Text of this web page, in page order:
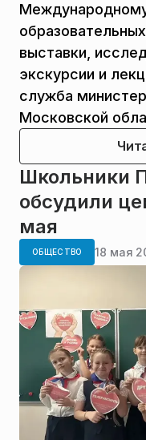
выставки,
экскурсии и
служба
Московской
Школьники
обсудили
мая
ОБЩЕСТВО 18 мая